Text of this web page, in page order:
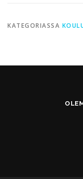
KATEGORIASSA